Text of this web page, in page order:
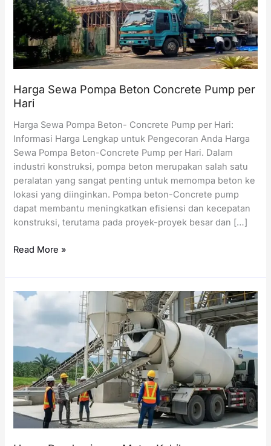
Harga Sewa Pompa Beton Concrete Pump per
Hari
Harga Sewa Pompa Beton- Concrete Pump per Hari:
Informasi Harga Lengkap untuk Pengecoran Anda Harga
Sewa Pompa Beton-Concrete Pump per Hari. Dalam
industri konstruksi, pompa beton merupakan salah satu
peralatan yang sangat penting untuk memompa beton ke
lokasi yang diinginkan. Pompa beton-Concrete pump
dapat membantu meningkatkan efisiensi dan kecepatan
konstruksi, terutama pada proyek-proyek besar dan […]
Harga
Pompa
Beton
Hari
Read More »